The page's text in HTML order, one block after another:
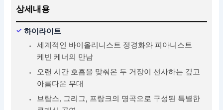
상세내용
하이라이트
세계적인 바이올리니스트 정경화와 피아니스트
케빈 케너의 만남
오랜 시간 호흡을 맞춰온 두 거장이 선사하는 깊고
아름다운 무대
브람스, 그리그, 프랑크의 명곡으로 구성된 특별한